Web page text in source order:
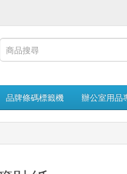
品牌條碼標籤機 辦公室用品